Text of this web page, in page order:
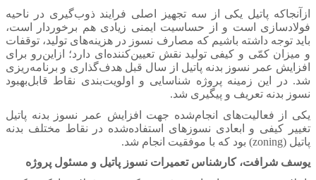
ازآنجاکه پاتیل یکی از سه تجهیز اصلی فرایند ذوب‌گیری در ناحیه
فولادسازی است و از حساسیت ایمنی زیادی هم برخوردار است،
باید توجه داشته باشیم که مصارف نسوز در هزینه‌های تولید، توقفات
و میزان کمّی و کیفی تولید نقش تعیین‌کننده‌ای دارد؛ ازاین‌رو برای
افزایش عمر نسوز بدنه پاتیل از سال قبل هدف‌گذاری و برنامه‌ریزی
شد. در این زمینه پروژه شناسایی و اولویت‌بندی نقاط قابل‌بهبود
نسوز بدنه تعریف و پیگیری شد.
یکی از فعالیت‌های انجام‌شده جهت افزایش عمر نسوز بدنه پاتیل
تغییر کیفی و ابعادی نسوزهای استفاده‌شده در نقاط مختلف بدنه
پاتیل (zoning) بود که با موفقیت انجام شد.
یوسف شرافت، کارشناس تعمیرات نسوز پاتیل و مسئول پروژه